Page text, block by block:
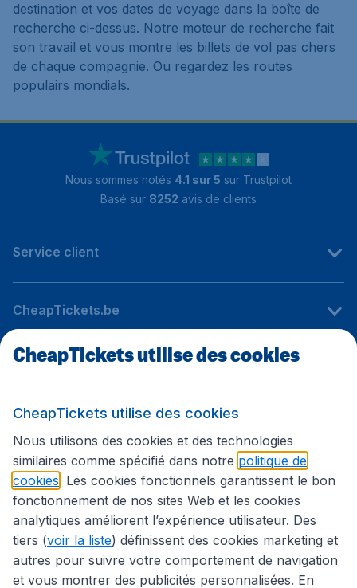
destination et vos dates de voyage dans la boîte de
recherche ci-dessus. Notre moteur de recherche fait
son travail et vous montre les billets de vol pas chers
de chaque compagnie. Ou regardez les routes
populairs mondials.
Nous sommes notés 4.1 sur 5 sur Trustpilot
Basé sur 8252 avis de clients
Service client
CheapTickets.be
Sites internationaux
Suivez CheapTickets.be
CheapTickets utilise des cookies
CheapTickets utilise des cookies
Nous utilisons des cookies et des technologies
similaires comme spécifié dans notre politique de
cookies . Les cookies fonctionnels garantissent le bon
fonctionnement de nos sites Web et les cookies
analytiques améliorent l’expérience utilisateur. Des
tiers (voir la liste) définissent des cookies marketing et
autres pour suivre votre comportement de navigation
et vous montrer des publicités personnalisées. En